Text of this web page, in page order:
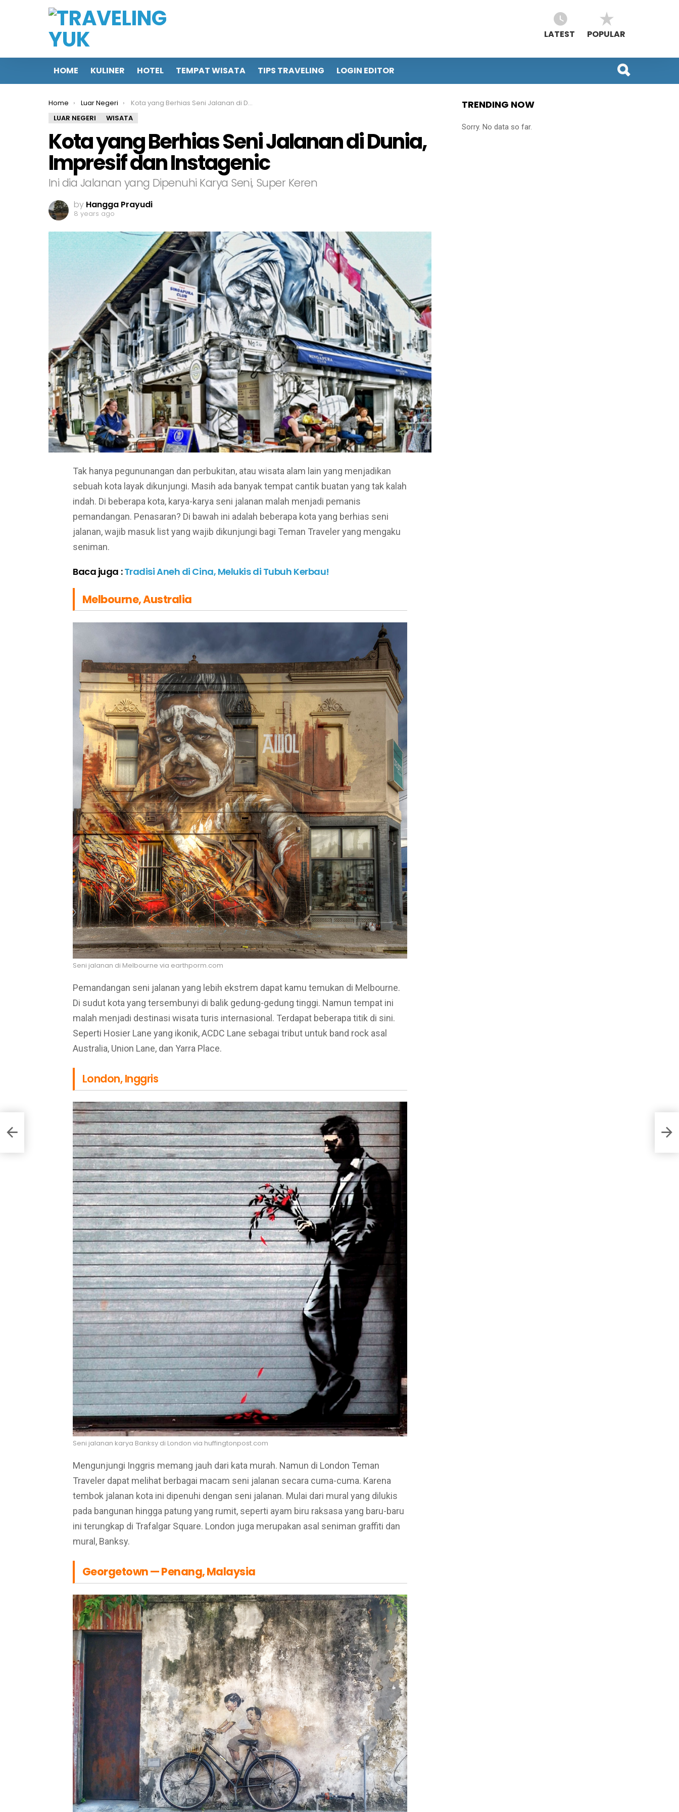
LATEST POPULAR
HOME KULINER HOTEL TEMPAT WISATA TIPS TRAVELING LOGIN EDITOR
You are here:
Home Luar Negeri
Kota yang Berhias Seni Jalanan di Dunia, Impresif dan Instagenic
LUAR NEGERI
WISATA
Kota yang Berhias Seni Jalanan di Dunia,
Impresif dan Instagenic
Ini dia Jalanan yang Dipenuhi Karya Seni, Super Keren
by Hangga Prayudi
8 years ago
Tak hanya pegununangan dan perbukitan, atau wisata alam lain yang menjadikan
sebuah kota layak dikunjungi. Masih ada banyak tempat cantik buatan yang tak kalah
indah. Di beberapa kota, karya-karya seni jalanan malah menjadi pemanis
pemandangan. Penasaran? Di bawah ini adalah beberapa kota yang berhias seni
jalanan, wajib masuk list yang wajib dikunjungi bagi Teman Traveler yang mengaku
seniman.
Baca juga :Tradisi Aneh di Cina, Melukis di Tubuh Kerbau!
Melbourne, Australia
Seni jalanan di Melbourne via earthporm.com
Pemandangan seni jalanan yang lebih ekstrem dapat kamu temukan di Melbourne.
Di sudut kota yang tersembunyi di balik gedung-gedung tinggi. Namun tempat ini
malah menjadi destinasi wisata turis internasional. Terdapat beberapa titik di sini.
Seperti Hosier Lane yang ikonik, ACDC Lane sebagai tribut untuk band rock asal
Australia, Union Lane, dan Yarra Place.
London, Inggris
Seni jalanan karya Banksy di London via huffingtonpost.com
Mengunjungi Inggris memang jauh dari kata murah. Namun di London Teman
Traveler dapat melihat berbagai macam seni jalanan secara cuma-cuma. Karena
tembok jalanan kota ini dipenuhi dengan seni jalanan. Mulai dari mural yang dilukis
pada bangunan hingga patung yang rumit, seperti ayam biru raksasa yang baru-baru
ini terungkap di Trafalgar Square. London juga merupakan asal seniman graffiti dan
mural, Banksy.
Georgetown — Penang, Malaysia
TRENDING NOW
Sorry. No data so far.